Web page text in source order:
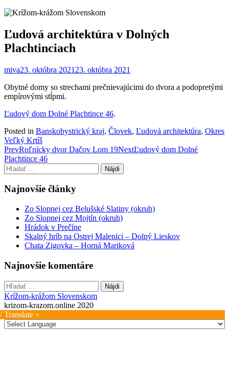
Ľudová architektúra v Dolných
Plachtinciach
miva23. októbra 2021 23. októbra 2021
Obytné domy so strechami prečnievajúcimi do dvora a podopretými
empírovými stĺpmi.
Ľudový dom Dolné Plachtince 46.
Posted in Banskobystrický kraj, Človek, Ľudová architektúra, Okres
Veľký Krtíš
Post
navigation
PrevRoľnícky dvor Dačov Lom 19NextĽudový dom Dolné
Plachtince 46
Hľadať:
Najnovšie články
Zo Slopnej cez Belušské Slatiny (okruh)
Zo Slopnej cez Mojtín (okruh)
Hrádok v Prečíne
Skalný hríb na Ostrej Malenici – Dolný Lieskov
Chata Zigovka – Horná Mariková
Najnovšie komentáre
Hľadať:
Krížom-krážom Slovenskom
krizom-krazom.online 2020
Translate »